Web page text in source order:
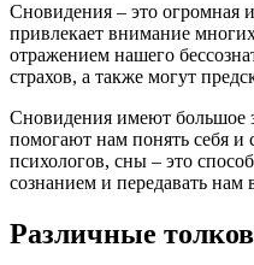
Сновидения – это огромная
привлекает внимание
отражением нашего
страхов, а также могут
Сновидения имеют большое
помогают нам понять себя
психологов, сны – это
сознанием и передавать
Различные